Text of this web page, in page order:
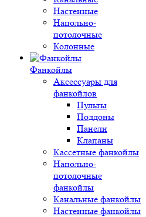
Настенные
Напольно-
потолочные
Колонные
Фанкойлы
Аксессуары для
фанкойлов
Пульты
Поддоны
Панели
Клапаны
Кассетные фанкойлы
Напольно-
потолочные
фанкойлы
Канальные фанкойлы
Настенные фанкойлы